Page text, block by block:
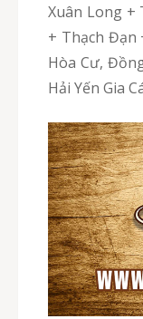
Xuân Long +
+ Thạch Đạn
Hòa Cư,
Hải Yến Gia